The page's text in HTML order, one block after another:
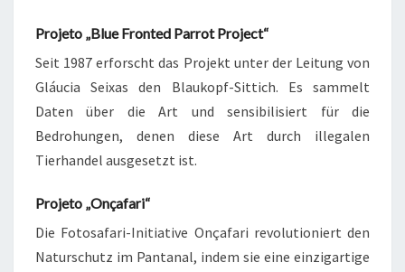
Projeto „Blue Fronted Parrot Project“
Seit 1987 erforscht das Projekt unter der Leitung von
Gláucia Seixas den Blaukopf-Sittich. Es sammelt
Daten über die Art und sensibilisiert für die
Bedrohungen, denen diese Art durch illegalen
Tierhandel ausgesetzt ist.
Projeto „Onçafari“
Die Fotosafari-Initiative Onçafari revolutioniert den
Naturschutz im Pantanal, indem sie eine einzigartige